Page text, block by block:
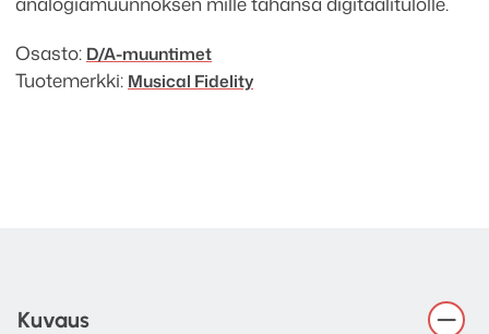
Osasto: D/A-muuntimet
Tuotemerkki: Musical Fidelity
Kuvaus